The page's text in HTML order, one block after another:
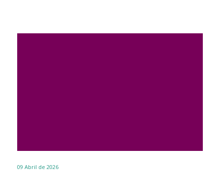
09 Abril de 2026